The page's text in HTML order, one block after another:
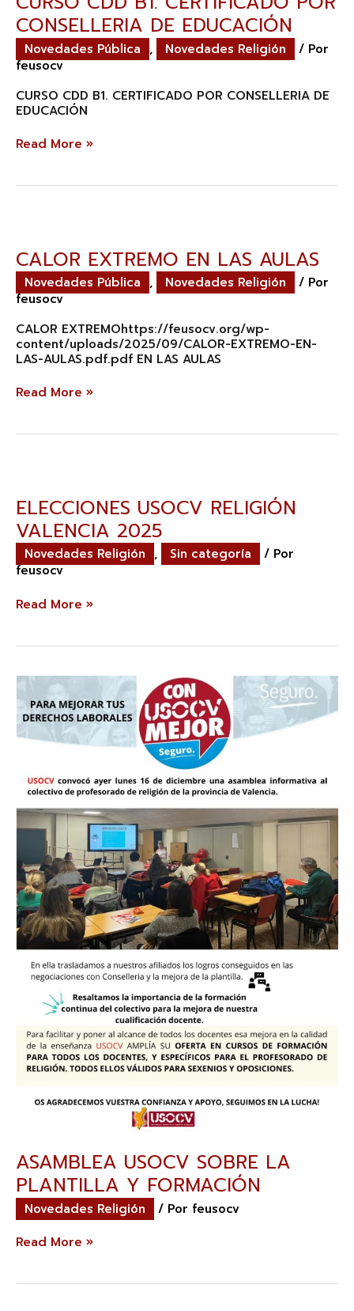
CONSELLERIA DE EDUCACIÓN
Novedades Pública , Novedades Religión
/ Por
feusocv
CURSO CDD B1. CERTIFICADO POR CONSELLERIA DE
EDUCACIÓN
CERTIFICADO
POR
CONSELLERIA
DE
EDUCACIÓN
Read More »
CALOR EXTREMO EN LAS AULAS
Novedades Pública , Novedades Religión
/ Por
feusocv
CALOR EXTREMOhttps://feusocv.org/wp-
content/uploads/2025/09/CALOR-EXTREMO-EN-
LAS-AULAS.pdf.pdf EN LAS AULAS
EN
LAS
AULAS
Read More »
ELECCIONES USOCV RELIGIÓN
VALENCIA 2025
Novedades Religión , Sin categoría
/ Por
feusocv
RELIGIÓN
VALENCIA
2025
Read More »
ASAMBLEA USOCV SOBRE LA
PLANTILLA Y FORMACIÓN
Novedades Religión / Por feusocv
ASAMBLEA
USOCV
SOBRE
LA
PLANTILLA
FORMACIÓN
Read More »